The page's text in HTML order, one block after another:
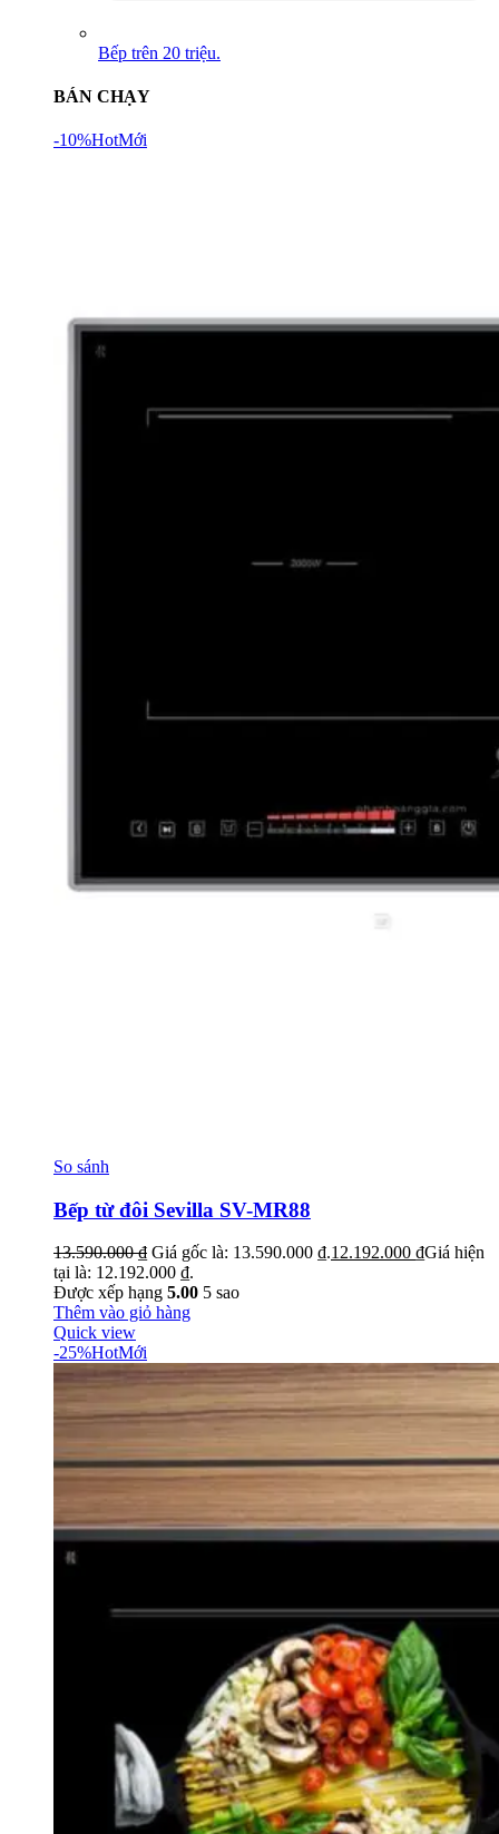
Bếp trên 20 triệu.
BÁN CHẠY
-10%HotMới
So sánh
Bếp từ đôi Sevilla SV-MR88
13.590.000₫ Giá gốc là: 13.590.000 ₫.12.192.000 ₫Giá hiện
tại là: 12.192.000 ₫.
Được xếp hạng 5.00 5 sao
Thêm vào giỏ hàng
Quick view
-25%HotMới